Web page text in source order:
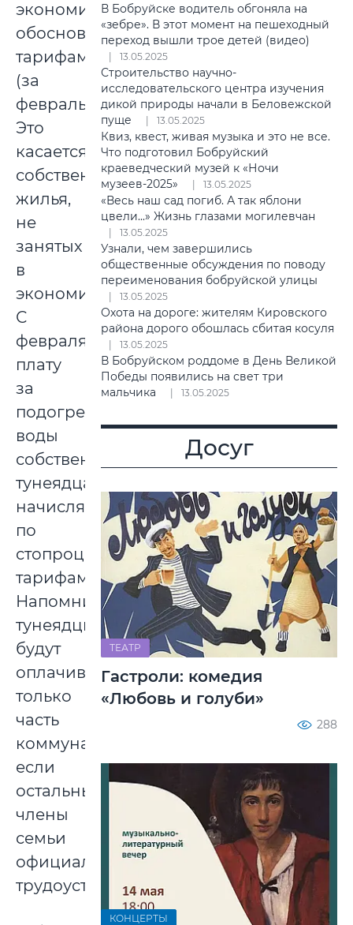
экономически
обоснованным
тарифам
(за
февраль).
Это
касается
собственников
жилья,
не
занятых
в
экономике.
С
февраля
плату
за
подогрев
воды
собственникам-
тунеядцам
начислят
по
стопроцентным
тарифам.
Напомним,
тунеядцы
будут
оплачивать
только
часть
коммуналки,
если
остальные
члены
семьи
официально
трудоустроены.
В Бобруйске водитель обгоняла на
«зебре». В этот момент на пешеходный
переход вышли трое детей (видео)
13.05.2025
Строительство научно-
исследовательского центра изучения
дикой природы начали в Беловежской
пуще
13.05.2025
Квиз, квест, живая музыка и это не все.
Что подготовил Бобруйский
краеведческий музей к «Ночи
музеев-2025»
13.05.2025
«Весь наш сад погиб. А так яблони
цвели...» Жизнь глазами могилевчан
13.05.2025
Узнали, чем завершились
общественные обсуждения по поводу
переименования бобруйской улицы
13.05.2025
Охота на дороге: жителям Кировского
района дорого обошлась сбитая косуля
13.05.2025
В Бобруйском роддоме в День Великой
Победы появились на свет три
мальчика
13.05.2025
Досуг
ТЕАТР
Гастроли: комедия
«Любовь и голуби»
288
КОНЦЕРТЫ